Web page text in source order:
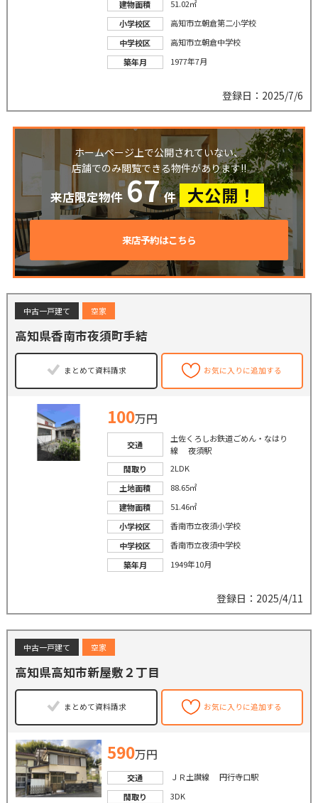
建物面積
51.02㎡
小学校区
高知市立朝倉第二小学校
中学校区
高知市立朝倉中学校
築年月
1977年7月
登録日：2025/7/6
ホームページ上で公開されていない、
店舗でのみ閲覧できる物件があります!!
来店限定物件 67 件 大公開！
来店予約はこちら
中古一戸建て 空家
高知県香南市夜須町手結
まとめて資料請求 お気に入りに追加する
100万円
交通
土佐くろしお鉄道ごめん・なはり
線 夜須駅
間取り
2LDK
土地面積
88.65㎡
建物面積
51.46㎡
小学校区
香南市立夜須小学校
中学校区
香南市立夜須中学校
築年月
1949年10月
登録日：2025/4/11
中古一戸建て 空家
高知県高知市新屋敷２丁目
まとめて資料請求 お気に入りに追加する
590万円
交通
ＪＲ土讃線 円行寺口駅
間取り
3DK